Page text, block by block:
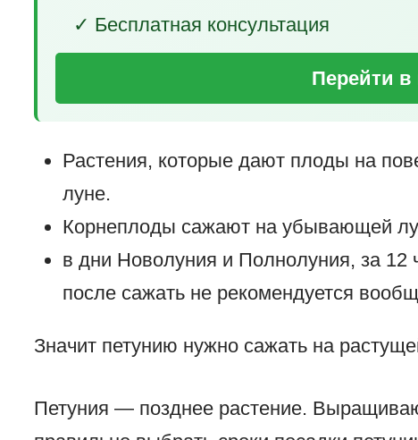
✓ Бесплатная консультация
Перейти в
Растения, которые дают плоды на
луне.
Корнеплоды сажают на убывающей
в дни Новолуния и Полнолуния, за 12
после сажать не рекомендуется
Значит петунию нужно сажать на
Петуния — позднее растение.